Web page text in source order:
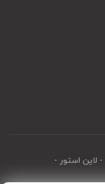
- لاین استور -